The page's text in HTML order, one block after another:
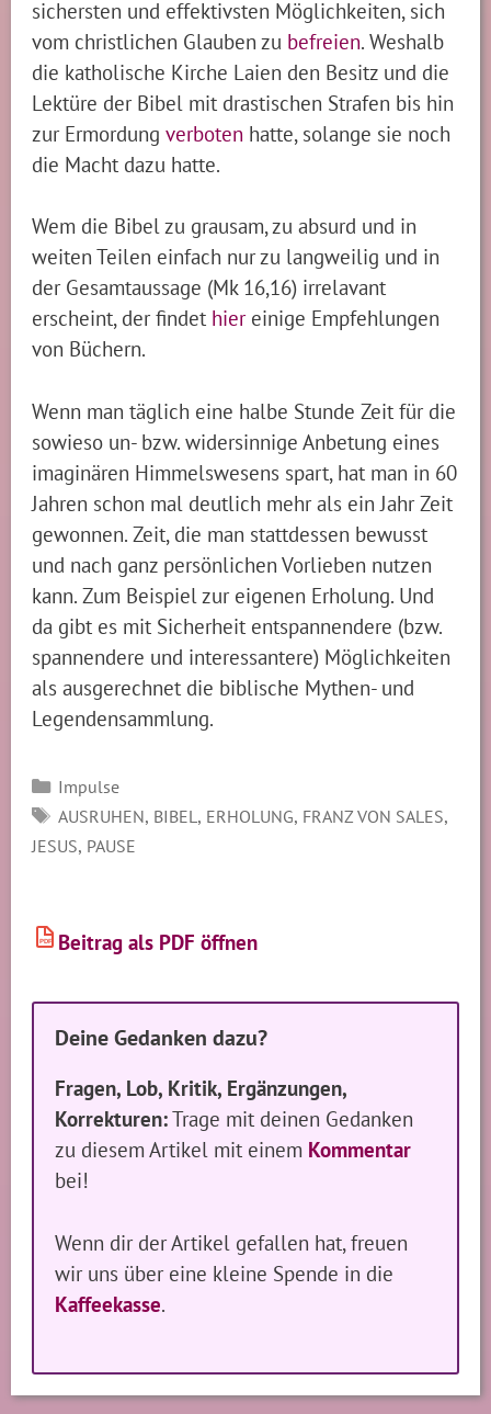
sichersten und effektivsten Möglichkeiten, sich
vom christlichen Glauben zu befreien. Weshalb
die katholische Kirche Laien den Besitz und die
Lektüre der Bibel mit drastischen Strafen bis hin
zur Ermordungverboten hatte, solange sie noch
die Macht dazu hatte.
Wem die Bibel zu grausam, zu absurd und in
weiten Teilen einfach nur zu langweilig und in
der Gesamtaussage (Mk 16,16) irrelavant
erscheint, der findet hiereinige Empfehlungen
von Büchern.
Wenn man täglich eine halbe Stunde Zeit für die
sowieso un- bzw. widersinnige Anbetung eines
imaginären Himmelswesens spart, hat man in 60
Jahren schon mal deutlich mehr als ein Jahr Zeit
gewonnen. Zeit, die man stattdessen bewusst
und nach ganz persönlichen Vorlieben nutzen
kann. Zum Beispiel zur eigenen Erholung. Und
da gibt es mit Sicherheit entspannendere (bzw.
spannendere und interessantere) Möglichkeiten
als ausgerechnet die biblische Mythen- und
Legendensammlung.
Kategorien
Impulse
SCHLAGWÖRTER
AUSRUHEN, BIBEL , ERHOLUNG, FRANZ VON SALES,
JESUS, PAUSE
PDF Beitrag als PDF öffnen
Deine Gedanken dazu?
Fragen, Lob, Kritik, Ergänzungen,
Korrekturen:Trage mit deinen Gedanken
zu diesem Artikel mit einem Kommentar
bei!
Wenn dir der Artikel gefallen hat, freuen
wir uns über eine kleine Spende in die
Kaffeekasse.